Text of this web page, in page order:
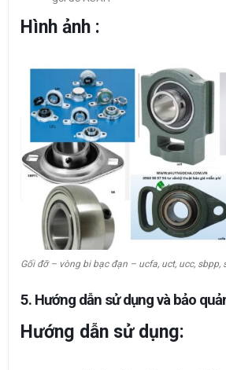
Hình ảnh :
Gối đỡ – vòng bi bạc đạn – ucfa, uct, ucc, sbpp,
5. Hướng dẫn sử dụng và bảo
Hướng dẫn sử dụng: